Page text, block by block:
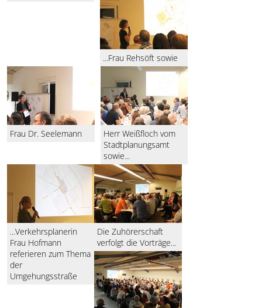
...Frau Rehsöft sowie
Frau Dr. Seelemann
Herr Weißfloch vom
Stadtplanungsamt
sowie...
...Verkehrsplanerin
Frau Hofmann
referieren zum Thema
der
Umgehungsstraße
Die Zuhörerschaft
verfolgt die Vorträge...